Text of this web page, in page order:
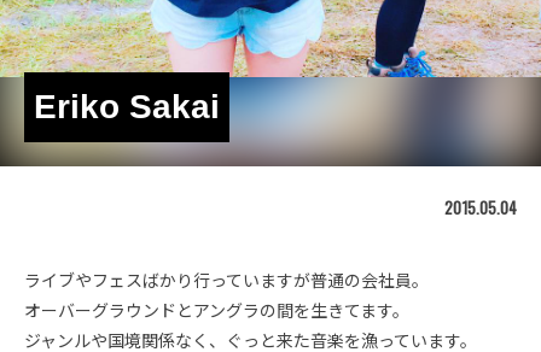
Eriko Sakai
2015.05.04
ライブやフェスばかり行っていますが普通の会社員。
オーバーグラウンドとアングラの間を生きてます。
ジャンルや国境関係なく、ぐっと来た音楽を漁っています。